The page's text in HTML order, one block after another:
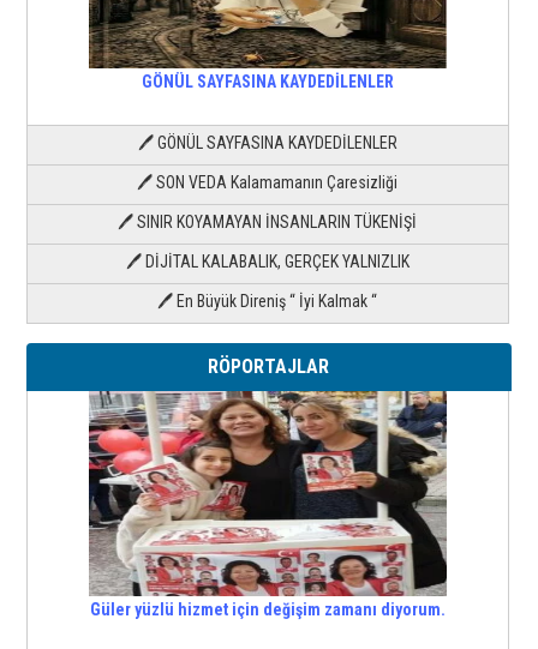
GÖNÜL SAYFASINA KAYDEDİLENLER
🖊 GÖNÜL SAYFASINA KAYDEDİLENLER
🖊 SON VEDA Kalamamanın Çaresizliği
🖊 SINIR KOYAMAYAN İNSANLARIN TÜKENİŞİ
🖊 DİJİTAL KALABALIK, GERÇEK YALNIZLIK
🖊 En Büyük Direniş “ İyi Kalmak “
RÖPORTAJLAR
Güler yüzlü hizmet için değişim zamanı diyorum.